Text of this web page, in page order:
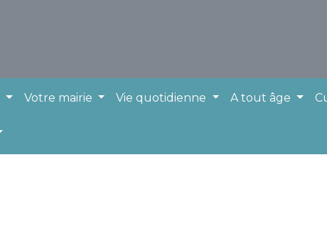
Votre mairie Vie quotidienne A tout âge